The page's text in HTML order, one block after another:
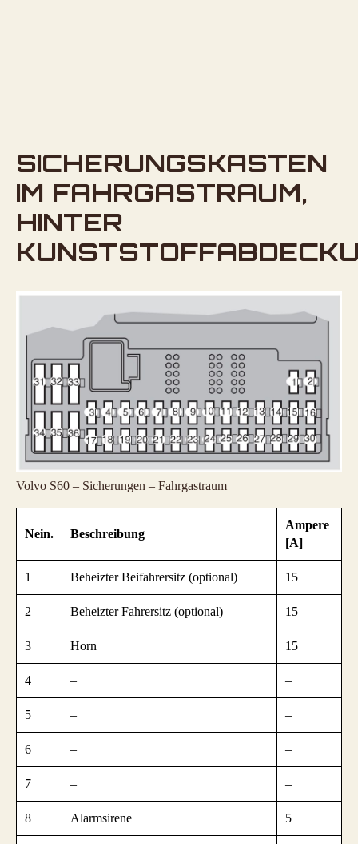
SICHERUNGSKASTEN
IM FAHRGASTRAUM,
HINTER
Volvo S60 – Sicherungen – Fahrgastraum
Nein. Beschreibung
Ampere
[A]
1 Beheizter Beifahrersitz (optional) 15
2 Beheizter Fahrersitz (optional) 15
3 Horn 15
4 – –
5 – –
6 – –
7 – –
8 Alarmsirene 5